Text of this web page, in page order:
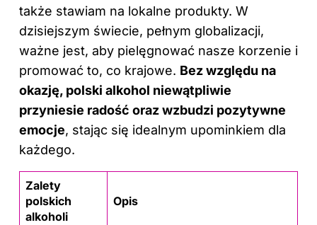
także stawiam na lokalne produkty. W
dzisiejszym świecie, pełnym globalizacji,
ważne jest, aby pielęgnować nasze korzenie i
promować to, co krajowe. Bez względu na
okazję, polski alkohol niewątpliwie
przyniesie radość oraz wzbudzi pozytywne
emocje, stając się idealnym upominkiem dla
każdego.
Zalety
polskich
alkoholi
Opis